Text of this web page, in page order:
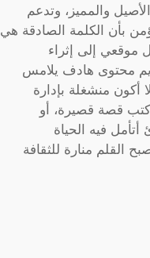
والمميز، وتدعم
بأن الكلمة الصادقة هي
موقعي إلى إثراء
محتوى هادف يلامس
أكون منشغلة بإدارة
أكتب قصة قصيرة، أو
فيه الحياة
القلم منارة للثقافة